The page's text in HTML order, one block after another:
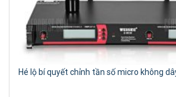
Hé lộ bí quyết chỉnh tần số micro không